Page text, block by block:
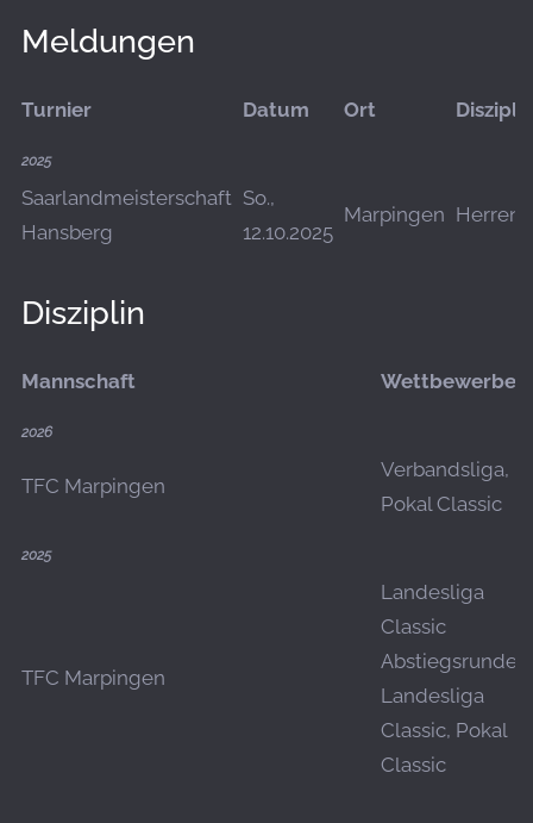
Meldungen
Turnier Datum Ort Disziplin
2025
Saarlandmeisterschaft
Hansberg
So.,
12.10.2025
Marpingen
Disziplin
Mannschaft Wettbewerbe
2026
TFC Marpingen
Verbandsliga,
Pokal Classic
2025
TFC Marpingen
Landesliga
Classic
Abstiegsrunde,
Landesliga
Classic, Pokal
Classic